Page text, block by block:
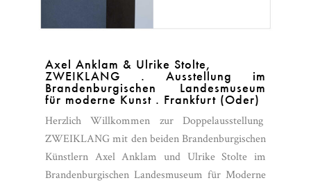
Axel Anklam & Ulrike Stolte,
ZWEIKLANG . Ausstellung im
Brandenburgischen Landesmuseum
für moderne Kunst . Frankfurt (Oder)
Herzlich Willkommen zur Doppelausstellung
ZWEIKLANG mit den beiden Brandenburgischen
Künstlern Axel Anklam und Ulrike Stolte im
Brandenburgischen Landesmuseum für Moderne